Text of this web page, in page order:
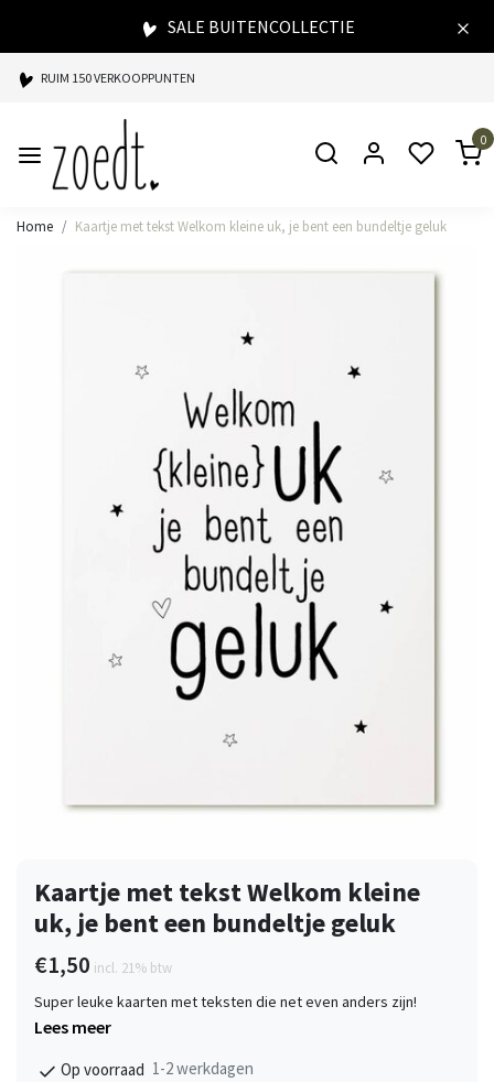
SALE BUITENCOLLECTIE
RUIM 150 VERKOOPPUNTEN
SPAARPUNTEN BIJ ELKE AANKOOP
SNELLE LEVERING
0
Home Kaartje met tekst Welkom kleine uk, je bent een bundeltje geluk
Kaartje met tekst Welkom kleine
uk, je bent een bundeltje geluk
€1,50 incl. 21% btw
Super leuke kaarten met teksten die net even anders zijn!
Lees meer
Op voorraad 1-2 werkdagen